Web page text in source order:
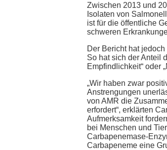
Zwischen 2013 und
Isolaten von
ist für die öffentliche
schweren
Der Bericht hat
So hat sich der Anteil
Empfindlichkeit“ oder
„Wir haben zwar
Anstrengungen
von AMR die
erfordert“, erklärten
Aufmerksamkeit
bei Menschen und
Carbapenemase-
Carbapeneme eine